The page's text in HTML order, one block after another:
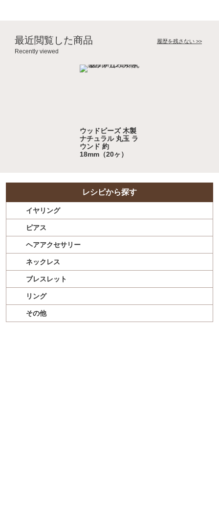
最近閲覧した商品
Recently viewed
履歴を残さない >>
ウッドビーズ 木製
ナチュラル 丸玉 ラ
ウンド 約
18mm（20ヶ）
レシピから探す
イヤリング
ピアス
ヘアアクセサリー
ネックレス
ブレスレット
リング
その他